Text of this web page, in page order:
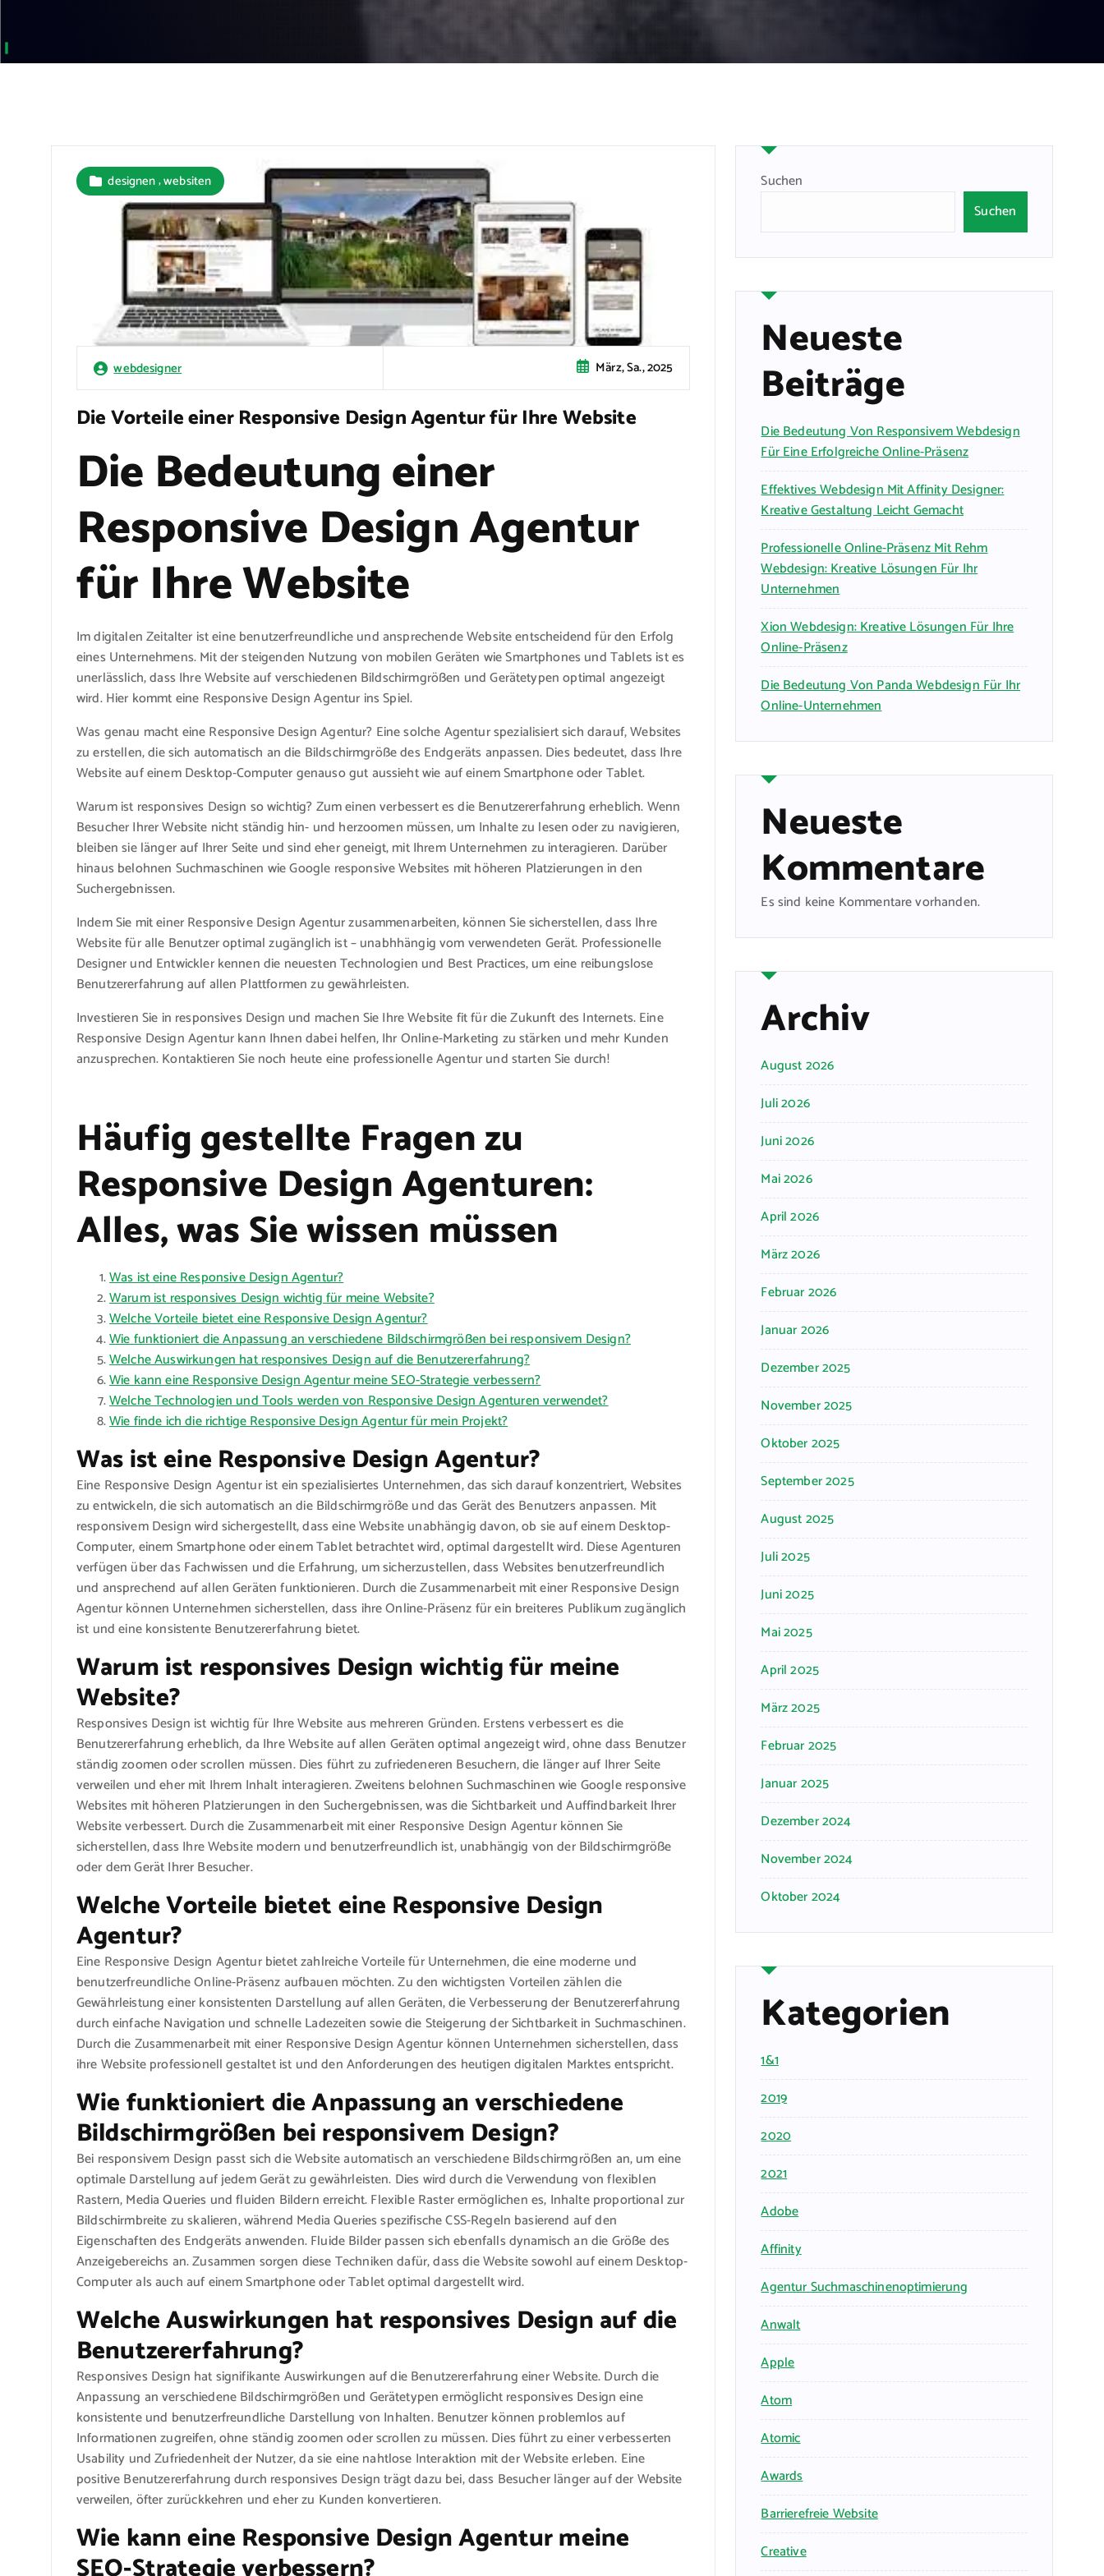
webdesigner März, Sa., 2025
designen,websiten
Die Vorteile einer Responsive Design Agentur für Ihre Website
Die Bedeutung einer
Responsive Design Agentur
für Ihre Website
Im digitalen Zeitalter ist eine benutzerfreundliche und ansprechende Website entscheidend für den Erfolg
eines Unternehmens. Mit der steigenden Nutzung von mobilen Geräten wie Smartphones und Tablets ist es
unerlässlich, dass Ihre Website auf verschiedenen Bildschirmgrößen und Gerätetypen optimal angezeigt
wird. Hier kommt eine Responsive Design Agentur ins Spiel.
Was genau macht eine Responsive Design Agentur? Eine solche Agentur spezialisiert sich darauf, Websites
zu erstellen, die sich automatisch an die Bildschirmgröße des Endgeräts anpassen. Dies bedeutet, dass Ihre
Website auf einem Desktop-Computer genauso gut aussieht wie auf einem Smartphone oder Tablet.
Warum ist responsives Design so wichtig? Zum einen verbessert es die Benutzererfahrung erheblich. Wenn
Besucher Ihrer Website nicht ständig hin- und herzoomen müssen, um Inhalte zu lesen oder zu navigieren,
bleiben sie länger auf Ihrer Seite und sind eher geneigt, mit Ihrem Unternehmen zu interagieren. Darüber
hinaus belohnen Suchmaschinen wie Google responsive Websites mit höheren Platzierungen in den
Suchergebnissen.
Indem Sie mit einer Responsive Design Agentur zusammenarbeiten, können Sie sicherstellen, dass Ihre
Website für alle Benutzer optimal zugänglich ist – unabhhängig vom verwendeten Gerät. Professionelle
Designer und Entwickler kennen die neuesten Technologien und Best Practices, um eine reibungslose
Benutzererfahrung auf allen Plattformen zu gewährleisten.
Investieren Sie in responsives Design und machen Sie Ihre Website fit für die Zukunft des Internets. Eine
Responsive Design Agentur kann Ihnen dabei helfen, Ihr Online-Marketing zu stärken und mehr Kunden
anzusprechen. Kontaktieren Sie noch heute eine professionelle Agentur und starten Sie durch!
Häufig gestellte Fragen zu
Responsive Design Agenturen:
Alles, was Sie wissen müssen
Was ist eine Responsive Design Agentur?
Warum ist responsives Design wichtig für meine Website?
Welche Vorteile bietet eine Responsive Design Agentur?
Wie funktioniert die Anpassung an verschiedene Bildschirmgrößen bei responsivem Design?
Welche Auswirkungen hat responsives Design auf die Benutzererfahrung?
Wie kann eine Responsive Design Agentur meine SEO-Strategie verbessern?
Welche Technologien und Tools werden von Responsive Design Agenturen verwendet?
Wie finde ich die richtige Responsive Design Agentur für mein Projekt?
Was ist eine Responsive Design Agentur?
Eine Responsive Design Agentur ist ein spezialisiertes Unternehmen, das sich darauf konzentriert, Websites
zu entwickeln, die sich automatisch an die Bildschirmgröße und das Gerät des Benutzers anpassen. Mit
responsivem Design wird sichergestellt, dass eine Website unabhängig davon, ob sie auf einem Desktop-
Computer, einem Smartphone oder einem Tablet betrachtet wird, optimal dargestellt wird. Diese Agenturen
verfügen über das Fachwissen und die Erfahrung, um sicherzustellen, dass Websites benutzerfreundlich
und ansprechend auf allen Geräten funktionieren. Durch die Zusammenarbeit mit einer Responsive Design
Agentur können Unternehmen sicherstellen, dass ihre Online-Präsenz für ein breiteres Publikum zugänglich
ist und eine konsistente Benutzererfahrung bietet.
Warum ist responsives Design wichtig für meine
Website?
Responsives Design ist wichtig für Ihre Website aus mehreren Gründen. Erstens verbessert es die
Benutzererfahrung erheblich, da Ihre Website auf allen Geräten optimal angezeigt wird, ohne dass Benutzer
ständig zoomen oder scrollen müssen. Dies führt zu zufriedeneren Besuchern, die länger auf Ihrer Seite
verweilen und eher mit Ihrem Inhalt interagieren. Zweitens belohnen Suchmaschinen wie Google responsive
Websites mit höheren Platzierungen in den Suchergebnissen, was die Sichtbarkeit und Auffindbarkeit Ihrer
Website verbessert. Durch die Zusammenarbeit mit einer Responsive Design Agentur können Sie
sicherstellen, dass Ihre Website modern und benutzerfreundlich ist, unabhängig von der Bildschirmgröße
oder dem Gerät Ihrer Besucher.
Welche Vorteile bietet eine Responsive Design
Agentur?
Eine Responsive Design Agentur bietet zahlreiche Vorteile für Unternehmen, die eine moderne und
benutzerfreundliche Online-Präsenz aufbauen möchten. Zu den wichtigsten Vorteilen zählen die
Gewährleistung einer konsistenten Darstellung auf allen Geräten, die Verbesserung der Benutzererfahrung
durch einfache Navigation und schnelle Ladezeiten sowie die Steigerung der Sichtbarkeit in Suchmaschinen.
Durch die Zusammenarbeit mit einer Responsive Design Agentur können Unternehmen sicherstellen, dass
ihre Website professionell gestaltet ist und den Anforderungen des heutigen digitalen Marktes entspricht.
Wie funktioniert die Anpassung an verschiedene
Bildschirmgrößen bei responsivem Design?
Bei responsivem Design passt sich die Website automatisch an verschiedene Bildschirmgrößen an, um eine
optimale Darstellung auf jedem Gerät zu gewährleisten. Dies wird durch die Verwendung von flexiblen
Rastern, Media Queries und fluiden Bildern erreicht. Flexible Raster ermöglichen es, Inhalte proportional zur
Bildschirmbreite zu skalieren, während Media Queries spezifische CSS-Regeln basierend auf den
Eigenschaften des Endgeräts anwenden. Fluide Bilder passen sich ebenfalls dynamisch an die Größe des
Anzeigebereichs an. Zusammen sorgen diese Techniken dafür, dass die Website sowohl auf einem Desktop-
Computer als auch auf einem Smartphone oder Tablet optimal dargestellt wird.
Welche Auswirkungen hat responsives Design auf die
Benutzererfahrung?
Responsives Design hat signifikante Auswirkungen auf die Benutzererfahrung einer Website. Durch die
Anpassung an verschiedene Bildschirmgrößen und Gerätetypen ermöglicht responsives Design eine
konsistente und benutzerfreundliche Darstellung von Inhalten. Benutzer können problemlos auf
Informationen zugreifen, ohne ständig zoomen oder scrollen zu müssen. Dies führt zu einer verbesserten
Usability und Zufriedenheit der Nutzer, da sie eine nahtlose Interaktion mit der Website erleben. Eine
positive Benutzererfahrung durch responsives Design trägt dazu bei, dass Besucher länger auf der Website
verweilen, öfter zurückkehren und eher zu Kunden konvertieren.
Wie kann eine Responsive Design Agentur meine
Suchen
Suchen
Neueste
Beiträge
Die Bedeutung Von Responsivem Webdesign
Für Eine Erfolgreiche Online-Präsenz
Effektives Webdesign Mit Affinity Designer:
Kreative Gestaltung Leicht Gemacht
Professionelle Online-Präsenz Mit Rehm
Webdesign: Kreative Lösungen Für Ihr
Unternehmen
Xion Webdesign: Kreative Lösungen Für Ihre
Online-Präsenz
Die Bedeutung Von Panda Webdesign Für Ihr
Online-Unternehmen
Neueste
Kommentare
Es sind keine Kommentare vorhanden.
Archiv
August 2026
Juli 2026
Juni 2026
Mai 2026
April 2026
März 2026
Februar 2026
Januar 2026
Dezember 2025
November 2025
Oktober 2025
September 2025
August 2025
Juli 2025
Juni 2025
Mai 2025
April 2025
März 2025
Februar 2025
Januar 2025
Dezember 2024
November 2024
Oktober 2024
Kategorien
1&1
2019
2020
2021
Adobe
Affinity
Agentur Suchmaschinenoptimierung
Anwalt
Apple
Atom
Atomic
Awards
Barrierefreie Website
Creative